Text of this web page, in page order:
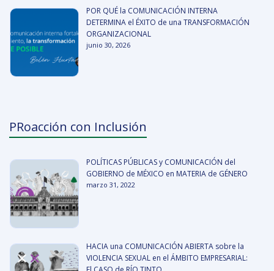
POR QUÉ la COMUNICACIÓN INTERNA
DETERMINA el ÉXITO de una TRANSFORMACIÓN
ORGANIZACIONAL
junio 30, 2026
PRoacción con Inclusión
POLÍTICAS PÚBLICAS y COMUNICACIÓN del
GOBIERNO de MÉXICO en MATERIA de GÉNERO
marzo 31, 2022
HACIA una COMUNICACIÓN ABIERTA sobre la
VIOLENCIA SEXUAL en el ÁMBITO EMPRESARIAL: